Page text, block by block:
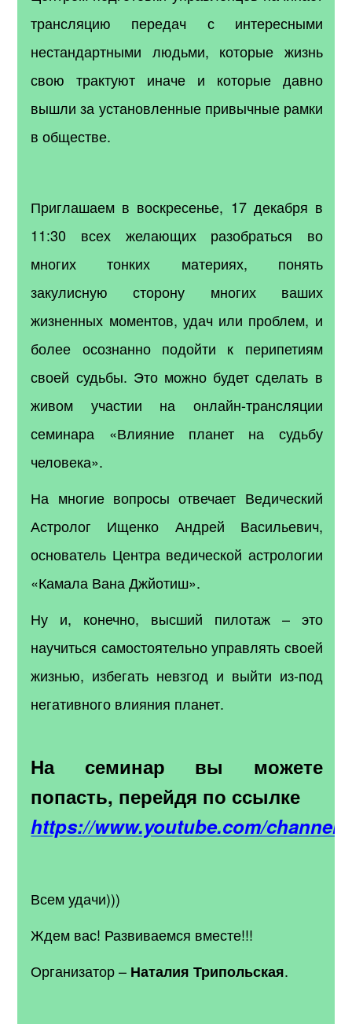
трансляцию передач с интересными
нестандартными людьми, которые жизнь
свою трактуют иначе и которые давно
вышли за установленные привычные рамки
в обществе.
Приглашаем в воскресенье, 17 декабря в
11:30 всех желающих разобраться во
многих тонких материях, понять
закулисную сторону многих ваших
жизненных моментов, удач или проблем, и
более осознанно подойти к перипетиям
своей судьбы. Это можно будет сделать в
живом участии на онлайн-трансляции
семинара «Влияние планет на судьбу
человека».
На многие вопросы отвечает Ведический
Астролог Ищенко Андрей Васильевич,
основатель Центра ведической астрологии
«Камала Вана Джйотиш».
Ну и, конечно, высший пилотаж – это
научиться самостоятельно управлять своей
жизнью, избегать невзгод и выйти из-под
негативного влияния планет.
На семинар вы можете
попасть, перейдя по ссылке
https://www.youtube.com/channel/
Всем удачи)))
Ждем вас! Развиваемся вместе!!!
Организатор – Наталия Трипольская.